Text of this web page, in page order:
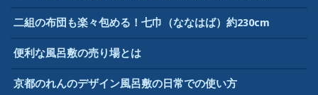
二組の布団も楽々包める！七巾（ななはば）約230cm
便利な風呂敷の売り場とは
京都のれんのデザイン風呂敷の日常での使い方